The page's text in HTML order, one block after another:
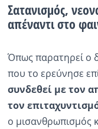
Σατανισμός,
απέναντι στο
Όπως παρατηρεί ο
που το ερεύνησε
συνδεθεί με τον
τον
ο μισανθρωπισμός